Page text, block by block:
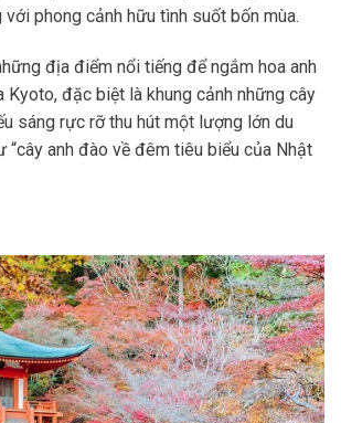
với phong cảnh hữu tình suốt bốn mùa.
địa điểm nổi tiếng để ngắm hoa anh
đặc biệt là khung cảnh những cây
sáng rực rỡ thu hút một lượng lớn du
“cây anh đào về đêm tiêu biểu của Nhật